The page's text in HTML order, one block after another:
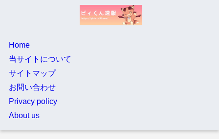
Home
当サイトについて
サイトマップ
お問い合わせ
Privacy policy
About us